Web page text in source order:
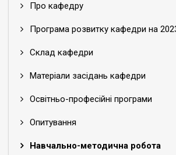
Про кафедру
Програма розвитку кафедри на
Склад кафедри
Матеріали засідань кафедри
Освітньо-професійні програми
Опитування
Навчально-методична робота